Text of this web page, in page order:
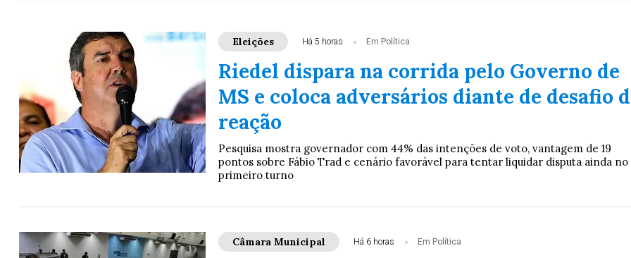
Eleições Há 5 horas Em Política
Riedel dispara na corrida pelo Governo de
MS e coloca adversários diante de desafio
reação
Pesquisa mostra governador com 44% das intenções de voto, vantagem de 19
pontos sobre Fábio Trad e cenário favorável para tentar liquidar disputa ainda no
primeiro turno
Câmara Municipal Há 6 horas Em Política